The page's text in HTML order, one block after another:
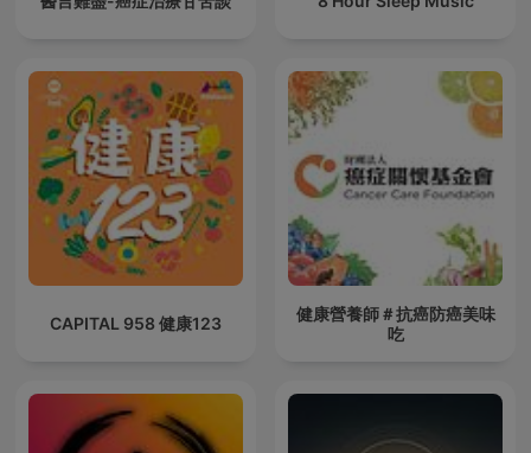
CAPITAL 958 健康123
健康營養師＃抗癌防癌美味
吃